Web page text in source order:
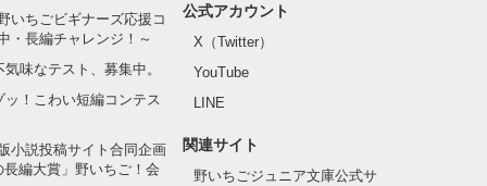
いちごビギナーズ応援コ
・長編チャレンジ！～
味なテスト、募集中。
ッ！こわい短編コンテス
小説投稿サイト合同企画
長編大賞」野いちご！会
公式アカウント
X（Twitter）
YouTube
LINE
関連サイト
野いちごジュニア文庫公式サ